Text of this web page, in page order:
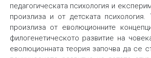
педагогическата психология и
произлиза и от детската
произлиза от еволюционните
филогенетическото развитие на
еволюционната теория започва да се